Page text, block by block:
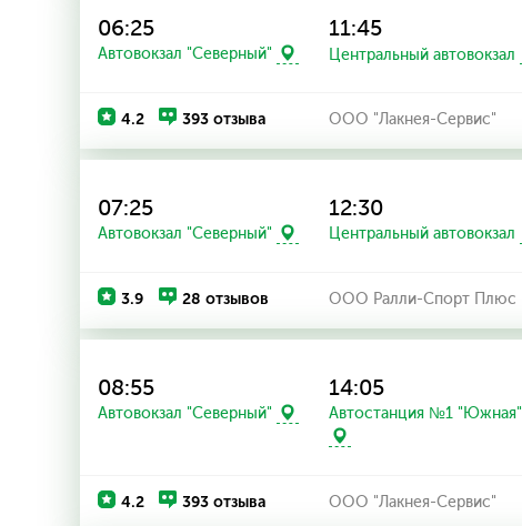
06:25
Автовокзал "Северный"
11:45
Центральный автовокзал
4.2 393 отзыва ООО "Лакнея-Сервис"
07:25
Автовокзал "Северный"
12:30
Центральный автовокзал
3.9 28 отзывов ООО Ралли-Спорт Плюс
08:55
Автовокзал "Северный"
14:05
Автостанция №1 "Южная"
4.2 393 отзыва ООО "Лакнея-Сервис"